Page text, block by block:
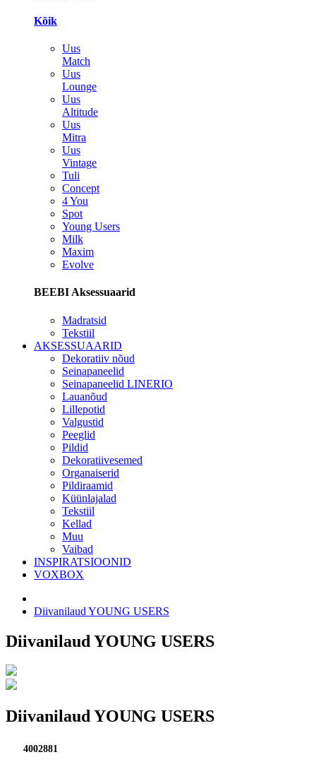
Kõik
Uus
Match
Uus
Lounge
Uus
Altitude
Uus
Mitra
Uus
Vintage
Tuli
Concept
4 You
Spot
Young Users
Milk
Maxim
Evolve
BEEBI Aksessuaarid
Madratsid
Tekstiil
AKSESSUAARID
Dekoratiiv nõud
Seinapaneelid
Seinapaneelid LINERIO
Lauanõud
Lillepotid
Valgustid
Peeglid
Pildid
Dekoratiivesemed
Organaiserid
Pildiraamid
Küünlajalad
Tekstiil
Kellad
Muu
Vaibad
INSPIRATSIOONID
VOXBOX
Diivanilaud YOUNG USERS
Diivanilaud YOUNG USERS
Diivanilaud YOUNG USERS
4002881